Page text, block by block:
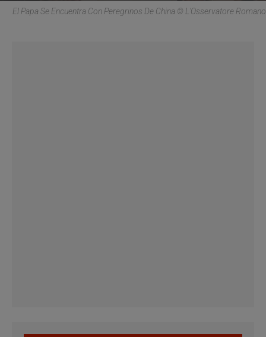
El Papa Se Encuentra Con Peregrinos De China © L'Osservatore Romano